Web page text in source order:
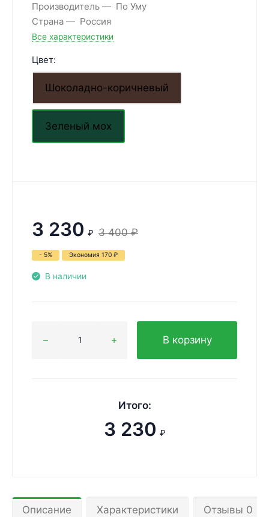
Производитель
По Уму
Страна
Россия
Все характеристики
Цвет:
Шоколадно-коричневый
Зеленый мох
3 230 ₽ 3 400 ₽
- 5% Экономия 170 ₽
В наличии
В корзину
Итого:
3 230 ₽
Описание Характеристики Отзывы 0